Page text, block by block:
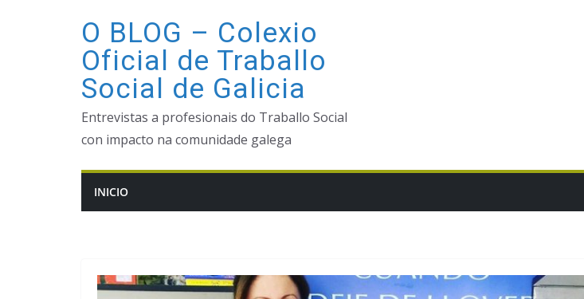
O BLOG – Colexio
Oficial de Traballo
Social de Galicia
Entrevistas a profesionais do Traballo Social
con impacto na comunidade galega
INICIO